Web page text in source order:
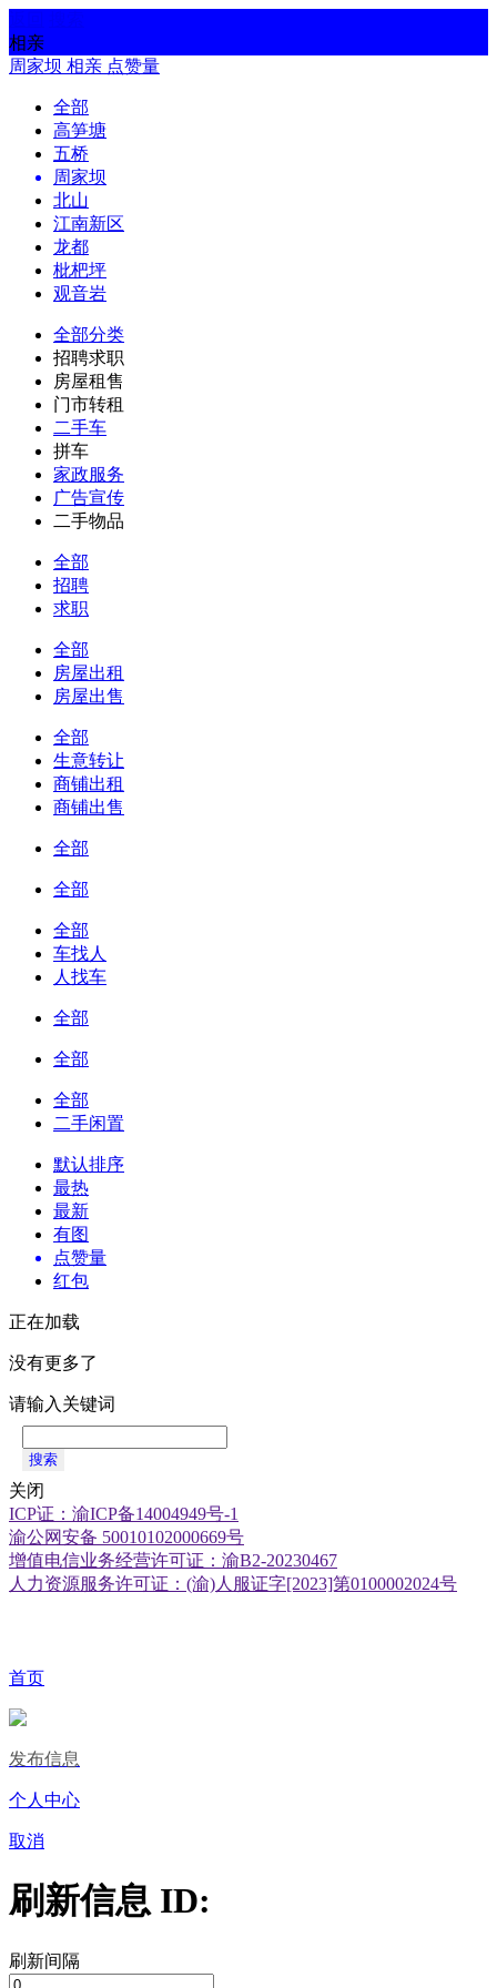
相亲
周家坝 相亲 点赞量
全部
高笋塘
五桥
周家坝
北山
江南新区
龙都
枇杷坪
观音岩
全部分类
招聘求职
房屋租售
门市转租
二手车
拼车
家政服务
广告宣传
二手物品
全部
招聘
求职
全部
房屋出租
房屋出售
全部
生意转让
商铺出租
商铺出售
全部
全部
全部
车找人
人找车
全部
全部
全部
二手闲置
默认排序
最热
最新
有图
点赞量
红包
正在加载
没有更多了
请输入关键词
搜索
关闭
ICP证：渝ICP备14004949号-1
渝公网安备 50010102000669号
增值电信业务经营许可证：渝B2-20230467
人力资源服务许可证：(渝)人服证字[2023]第0100002024号
首页
发布信息
个人中心
取消
刷新信息 ID:
刷新间隔